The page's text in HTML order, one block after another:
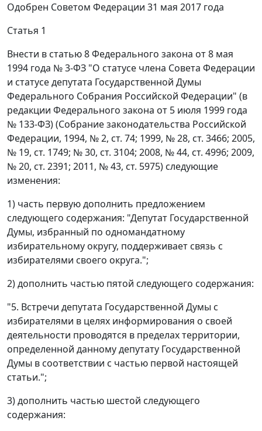
Одобрен Советом Федерации 31 мая 2017 года
Статья 1
Внести в статью 8 Федерального закона от 8 мая
1994 года № 3-ФЗ "О статусе члена Совета Федерации
и статусе депутата Государственной Думы
Федерального Собрания Российской Федерации" (в
редакции Федерального закона от 5 июля 1999 года
№ 133-ФЗ) (Собрание законодательства Российской
Федерации, 1994, № 2, ст. 74; 1999, № 28, ст. 3466; 2005,
№ 19, ст. 1749; № 30, ст. 3104; 2008, № 44, ст. 4996; 2009,
№ 20, ст. 2391; 2011, № 43, ст. 5975) следующие
изменения:
1) часть первую дополнить предложением
следующего содержания: "Депутат Государственной
Думы, избранный по одномандатному
избирательному округу, поддерживает связь с
избирателями своего округа.";
2) дополнить частью пятой следующего содержания:
"5. Встречи депутата Государственной Думы с
избирателями в целях информирования о своей
деятельности проводятся в пределах территории,
определенной данному депутату Государственной
Думы в соответствии с частью первой настоящей
статьи.";
3) дополнить частью шестой следующего
содержания: